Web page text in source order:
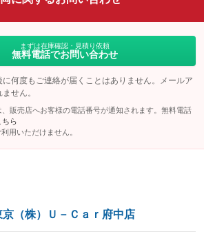
：装備なし
ヘッドライトウォッシャー
まずは在庫確認・見積り依頼
無料電話でお問い合わせ
何度もご連絡が届くことはありません。メールア
せん。
販売店へお客様の電話番号が通知されます。無料電話
ちら
用いただけません。
京（株）Ｕ－Ｃａｒ府中店